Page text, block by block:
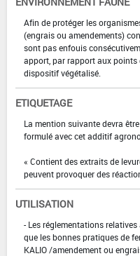
Afin de protéger les
(engrais ou amendements)
sont pas enfouis
apport, par rapport aux points
dispositif végétalisé.
ETIQUETAGE
La mention suivante devra
formulé avec cet additif
« Contient des extraits de
peuvent provoquer des
UTILISATION
- Les réglementations
que les bonnes pratiques de
KALIO /amendement ou